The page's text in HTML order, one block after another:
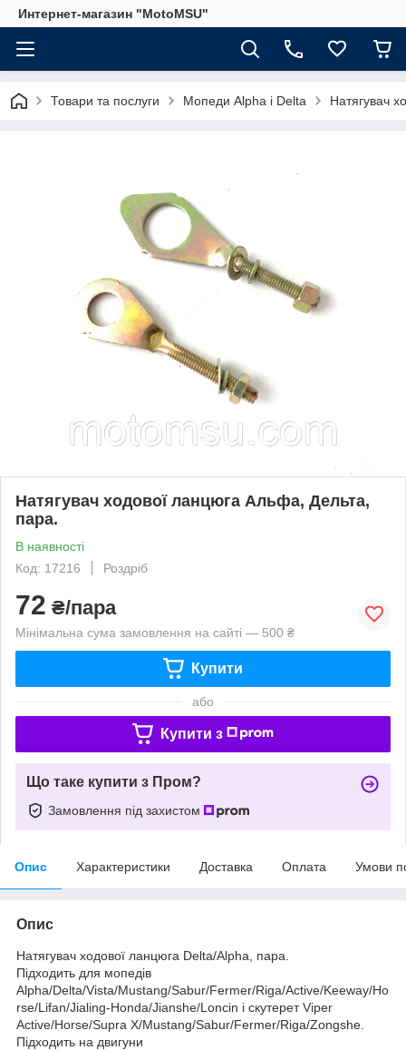
Интернет-магазин "MotoMSU"
Товари та послуги Мопеди Alpha і Delta Натягувач
Натягувач ходової ланцюга Альфа, Дельта,
пара.
В наявності
Код: 17216
Роздріб
72 ₴/пара
Мінімальна сума замовлення на сайті — 500 ₴
Купити
або
Купити з
Що таке купити з Пром?
Замовлення під захистом
Опис Характеристики Доставка Оплата Умови
Опис
Натягувач ходової ланцюга Delta/Alpha, пара.
Підходить для мопедів
Alpha/Delta/Vista/Mustang/Sabur/Fermer/Riga/Active/Keeway/Ho
rse/Lifan/Jialing-Honda/Jianshe/Loncin і скутерет Viper
Active/Horse/Supra X/Mustang/Sabur/Fermer/Riga/Zongshe.
Підходить на двигуни